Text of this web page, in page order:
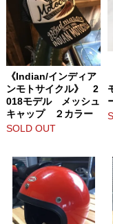
《Indian/インディア
ンモトサイクル》 2
018モデル メッシュ
キャップ ２カラー
SOLD OUT